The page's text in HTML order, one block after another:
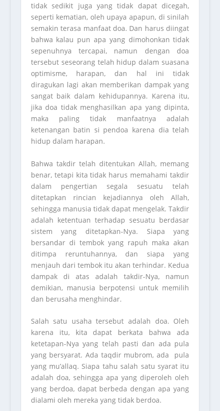
tidak sedikit juga yang tidak dapat dicegah,
seperti kematian, oleh upaya apapun, di sinilah
semakin terasa manfaat doa. Dan harus diingat
bahwa kalau pun apa yang dimohonkan tidak
sepenuhnya tercapai, namun dengan doa
tersebut seseorang telah hidup dalam suasana
optimisme, harapan, dan hal ini tidak
diragukan lagi akan memberikan dampak yang
sangat baik dalam kehidupannya. Karena itu,
jika doa tidak menghasilkan apa yang dipinta,
maka paling tidak manfaatnya adalah
ketenangan batin si pendoa karena dia telah
hidup dalam harapan.
Bahwa takdir telah ditentukan Allah, memang
benar, tetapi kita tidak harus memahami takdir
dalam pengertian segala sesuatu telah
ditetapkan rincian kejadiannya oleh Allah,
sehingga manusia tidak dapat mengelak. Takdir
adalah ketentuan terhadap sesuatu berdasar
sistem yang ditetapkan-Nya. Siapa yang
bersandar di tembok yang rapuh maka akan
ditimpa reruntuhannya, dan siapa yang
menjauh dari tembok itu akan terhindar. Kedua
dampak di atas adalah takdir-Nya, namun
demikian, manusia berpotensi untuk memilih
dan berusaha menghindar.
Salah satu usaha tersebut adalah doa. Oleh
karena itu, kita dapat berkata bahwa ada
ketetapan-Nya yang telah pasti dan ada pula
yang bersyarat. Ada taqdir mubrom, ada pula
yang mu’allaq. Siapa tahu salah satu syarat itu
adalah doa, sehingga apa yang diperoleh oleh
yang berdoa, dapat berbeda dengan apa yang
dialami oleh mereka yang tidak berdoa.